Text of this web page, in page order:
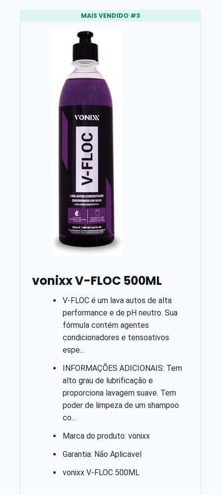
MAIS VENDIDO #3
vonixx V-FLOC 500ML
V-FLOC é um lava autos de alta
performance e de pH neutro. Sua
fórmula contém agentes
condicionadores e tensoativos
espe...
INFORMAÇÕES ADICIONAIS: Tem
alto grau de lubrificação e
proporciona lavagem suave. Tem
poder de limpeza de um shampoo
co...
Marca do produto: vonixx
Garantia: Não Aplicavel
vonixx V-FLOC 500ML